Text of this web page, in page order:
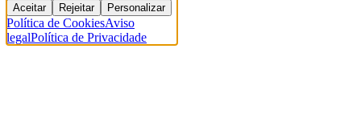
Aceitar Rejeitar Personalizar
Política de CookiesAviso
legalPolítica de Privacidade